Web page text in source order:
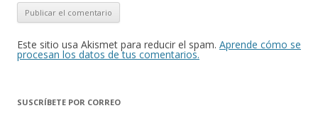
Este sitio usa Akismet para reducir el spam. Aprende cómo se
procesan los datos de tus comentarios.
SUSCRÍBETE POR CORREO